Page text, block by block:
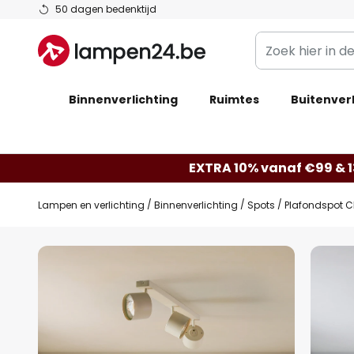
50 dagen bedenktijd
Ga
de
inhoud
Zoek
hier
de
Binnenverlichting Ruimtes
EXTRA 10% vanaf €99 &
Lampen en verlichting Binnenverlichting Spots Plafondspot
Ga
van